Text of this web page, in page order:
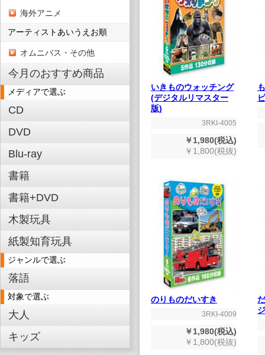
海外アニメ
アーティストあいうえお順
オムニバス・その他
今月のおすすめ商品
メディアで選ぶ
CD
DVD
Blu-ray
書籍
書籍+DVD
木製玩具
紙製知育玩具
ジャンルで選ぶ
落語
対象で選ぶ
大人
キッズ
いきものウォッチング
(デジタルリマスター
版)
3RKI-4005
￥1,980(税込)
￥1,800(税抜)
のりものだいすき
3RKI-4009
￥1,980(税込)
￥1,800(税抜)